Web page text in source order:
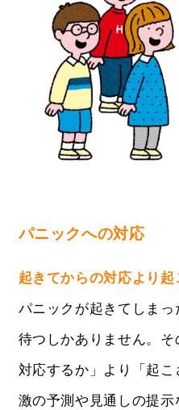
パニックへの対応
起きてからの対応より
パニックが起きてしま
待つしかありません。
対応するか」より「起
激の予測や見通しの提